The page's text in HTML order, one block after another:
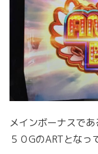
メインボーナスで
５０GのARTとなっ